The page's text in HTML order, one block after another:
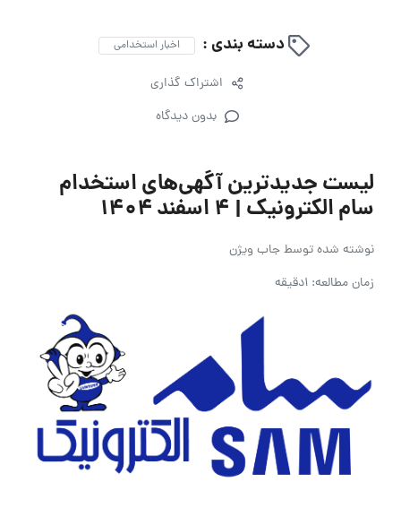
دسته بندی : اخبار استخدامی
اشتراک گذاری
بدون دیدگاه
لیست جدیدترین آگهی‌های استخدام
سام الکترونیک | ۴ اسفند ۱۴۰۴
نوشته شده توسطجاب ویژن
زمان مطالعه: 1دقیقه